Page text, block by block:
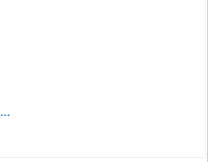
Continental 180/55 ZR17 73W Contiroad